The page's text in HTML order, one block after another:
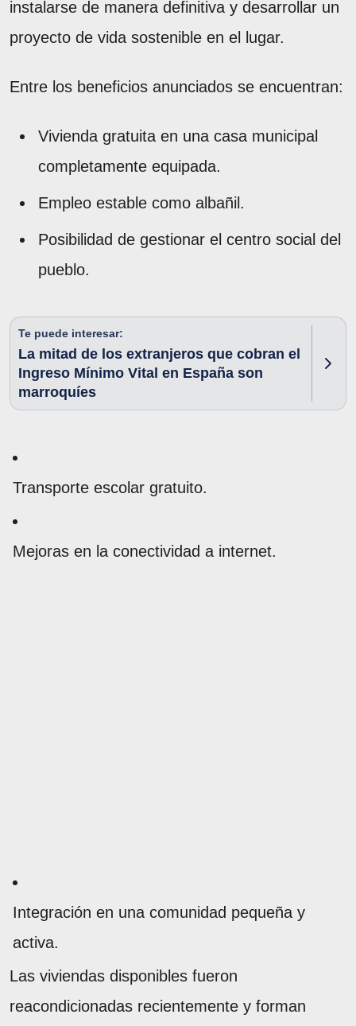
instalarse de manera definitiva y desarrollar un
proyecto de vida sostenible en el lugar.
Entre los beneficios anunciados se encuentran:
Vivienda gratuita en una casa municipal
completamente equipada.
Empleo estable como albañil.
Posibilidad de gestionar el centro social del
pueblo.
Te puede interesar:
La mitad de los extranjeros que cobran el
Ingreso Mínimo Vital en España son
marroquíes
Transporte escolar gratuito.
Mejoras en la conectividad a internet.
Integración en una comunidad pequeña y
activa.
Las viviendas disponibles fueron
reacondicionadas recientemente y forman